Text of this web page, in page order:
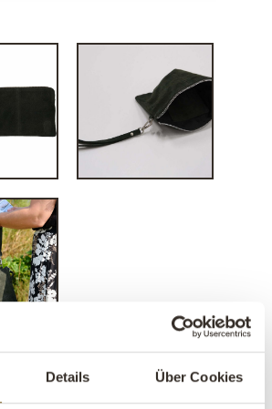
Details Über Cookies
Clutch -